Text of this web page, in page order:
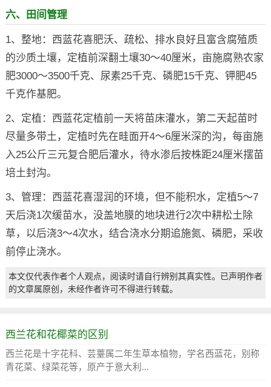
六、田间管理
1、整地：西蓝花喜肥沃、疏松、排水良好且富含腐殖质
的沙质土壤，定植前深翻土壤30～40厘米，亩施腐熟农家
肥3000～3500千克、尿素25千克、磷肥15千克、钾肥45
千克作基肥。
2、定植：西蓝花定植前一天将苗床灌水，第二天起苗时
尽量多带土，定植时先在畦面开4～6厘米深的沟，每亩施
入25公斤三元复合肥后灌水，待水渗后按株距24厘米摆苗
培土封沟。
3、管理：西蓝花喜湿润的环境，但不能积水，定植5～7
天后浇1次缓苗水，没盖地膜的地块进行2次中耕松土除
草，以后浇3～4次水，结合浇水分期追施氮、磷肥，采收
前停止浇水。
本文仅代表作者个人观点，阅读时请自行辨别其真实性。已声明作者
的文章属原创，未经作者许可不得进行转载。
西兰花和花椰菜的区别
西兰花是十字花科、芸薹属二年生草本植物，学名西蓝花，别称
青花菜、绿菜花等，原产于意大利...